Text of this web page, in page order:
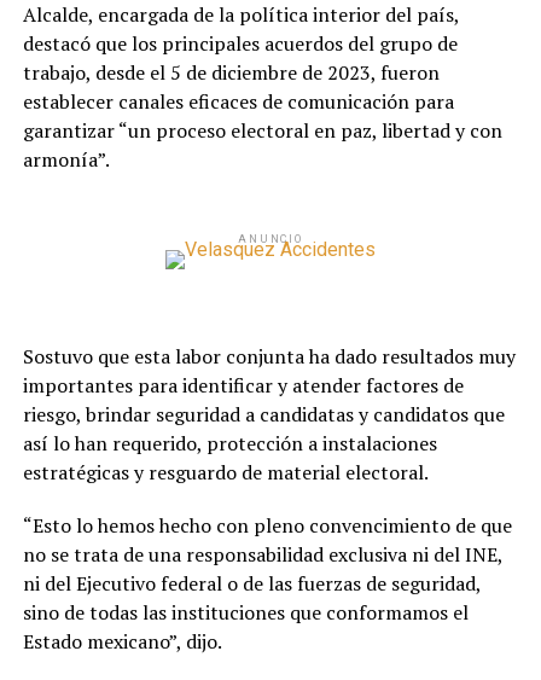
Alcalde, encargada de la política interior del país,
destacó que los principales acuerdos del grupo de
trabajo, desde el 5 de diciembre de 2023, fueron
establecer canales eficaces de comunicación para
garantizar “un proceso electoral en paz, libertad y con
armonía”.
ANUNCIO
Sostuvo que esta labor conjunta ha dado resultados muy
importantes para identificar y atender factores de
riesgo, brindar seguridad a candidatas y candidatos que
así lo han requerido, protección a instalaciones
estratégicas y resguardo de material electoral.
“Esto lo hemos hecho con pleno convencimiento de que
no se trata de una responsabilidad exclusiva ni del INE,
ni del Ejecutivo federal o de las fuerzas de seguridad,
sino de todas las instituciones que conformamos el
Estado mexicano”, dijo.